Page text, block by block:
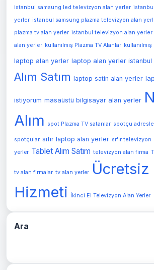
istanbul samsung led televizyon alan yerler
yerler istanbul samsung plazma televizyon alan
plazma tv alan yerler istanbul televizyon alan yerler
alan yerler kullanılmış Plazma TV Alanlar
laptop alan yerler laptop alan yerler istanbul
Alım Satım laptop satin alan yerler
istiyorum masaüstü bilgisayar alan yerler
Alım
spot Plazma TV satanlar spotçu
spotçular sıfır laptop alan yerler sıfır televizyon
yerler Tablet Alım Satım televizyon alan firma
tv alan firmalar tv alan yerler
Ücretsiz
Hizmeti
İkinci El Televizyon Alan Yerler
Ara